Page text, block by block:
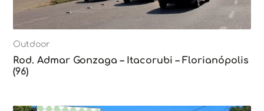
Outdoor
Rod. Admar Gonzaga – Itacorubi – Florianópolis
(96)